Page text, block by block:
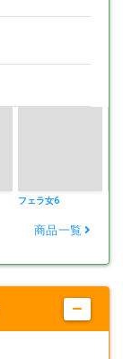
フェラ女6
商品一覧